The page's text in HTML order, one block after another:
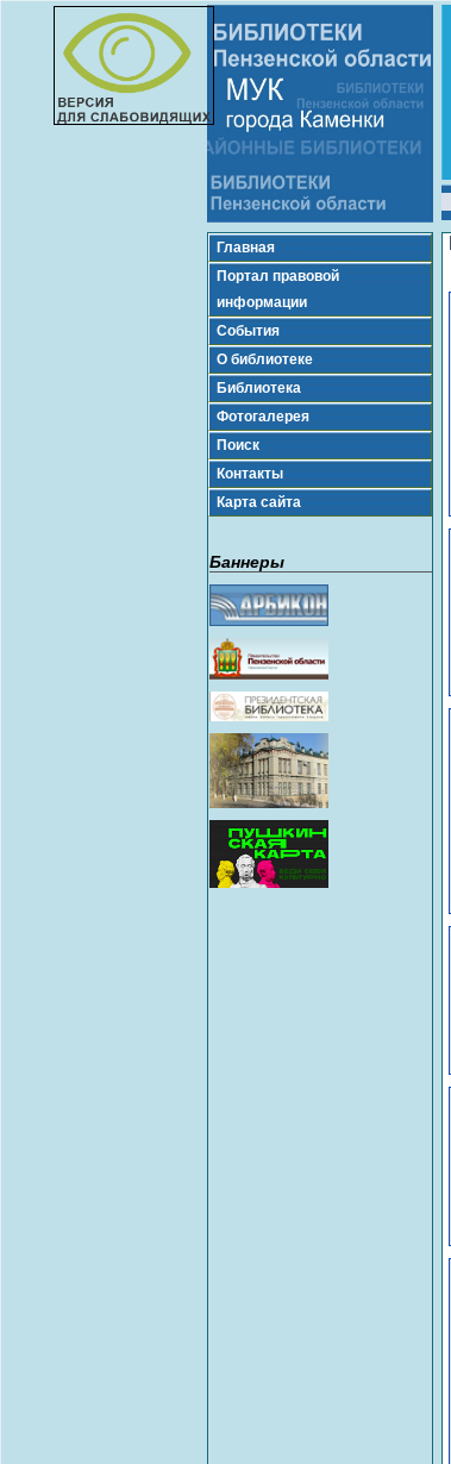
Главная
Портал правовой
информации
События
О библиотеке
Библиотека
Фотогалерея
Поиск
Контакты
Карта сайта
Баннеры